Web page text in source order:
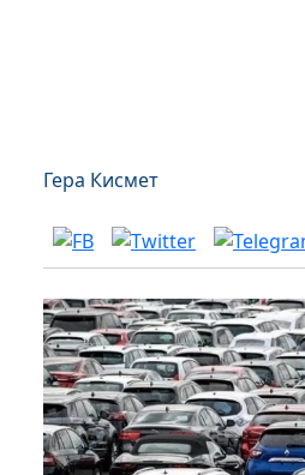
Гера Кисмет